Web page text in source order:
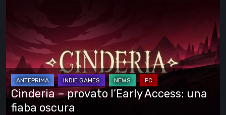
provato
l’Early
Access:
una
fiaba
oscura
Cinderia – provato l’Early Access: una
fiaba oscura